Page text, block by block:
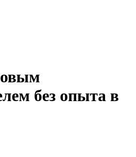
без опыта в